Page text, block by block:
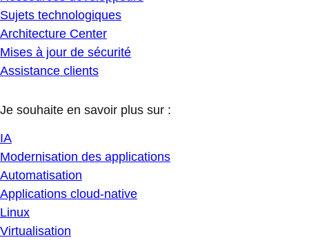
Sujets technologiques
Architecture Center
Mises à jour de sécurité
Assistance clients
Je souhaite en savoir plus sur :
IA
Modernisation des applications
Automatisation
Applications cloud-native
Linux
Virtualisation